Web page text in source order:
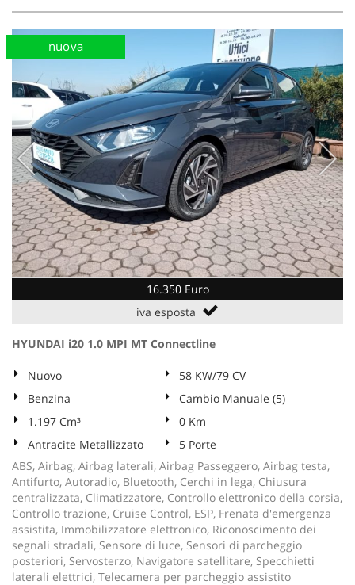
16.350 Euro
iva esposta
nuova
HYUNDAI i20 1.0 MPI MT Connectline
Nuovo
58 KW/79 CV
Benzina
Cambio Manuale (5)
1.197 Cm³
0 Km
Antracite Metallizzato
5 Porte
ABS, Airbag, Airbag laterali, Airbag Passeggero, Airbag testa,
Antifurto, Autoradio, Bluetooth, Cerchi in lega, Chiusura
centralizzata, Climatizzatore, Controllo elettronico della corsia,
Controllo trazione, Cruise Control, ESP, Frenata d'emergenza
assistita, Immobilizzatore elettronico, Riconoscimento dei
segnali stradali, Sensore di luce, Sensori di parcheggio
posteriori, Servosterzo, Navigatore satellitare, Specchietti
laterali elettrici, Telecamera per parcheggio assistito